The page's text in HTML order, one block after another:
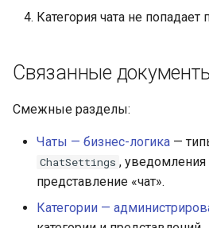
Категория чата не
Связанные
Смежные разделы:
Чаты — бизнес-логика —
ChatSettings , уведомления
представление «чат».
Категории —